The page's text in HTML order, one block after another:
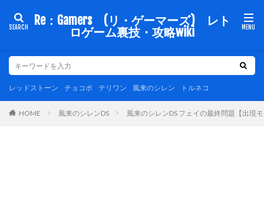
Re：Gamers (リ・ゲーマーズ) レト
ロゲーム裏技・攻略wiki
レッドストーン チョコボ テリワン 風来のシレン トルネコ
HOME 風来のシレンDS 風来のシレンDS フェイの最終問題【出現